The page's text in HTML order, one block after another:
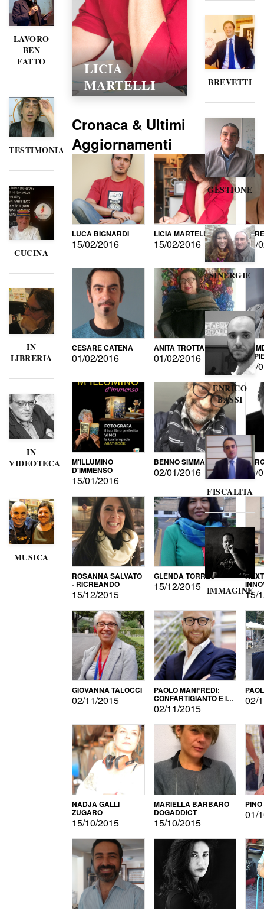
LAVORO
BEN
FATTO
TESTIMONIANZE
CUCINA
IN
LIBRERIA
IN
VIDEOTECA
MUSICA
LICIA
MARTELLI
Cronaca & Ultimi
Aggiornamenti
LUCA BIGNARDI
15/02/2016
LICIA MARTELLI
15/02/2016 15/
CESARE CATENA
01/02/2016
ANITA TROTTA
01/02/2016 DI
15/
M'ILLUMINO
D'IMMENSO
15/01/2016
BENNO SIMMA
02/01/2016
ROSANNA SALVATO
- RICREANDO
15/12/2015
GLENDA TORRES
15/12/2015
15/
GIOVANNA TALOCCI
02/11/2015
PAOLO MANFREDI:
CONFARTIGIANTO E IL
SONDAGGIO
02/11/2015
02/
NADJA GALLI
ZUGARO
15/10/2015
MARIELLA BARBARO
DOGADDICT
15/10/2015
01/
BREVETTI
GESTIONE
SINERGIE
ENRICO
BASSI
FISCALITA
IMMAGINE